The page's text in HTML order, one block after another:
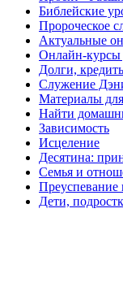
Библейские
Пророческое
Актуальные
Онлайн-
Долги,
Служение
Материалы
Найти
Зависимость
Исцеление
Десятина:
Семья и
Преуспевание
Дети,